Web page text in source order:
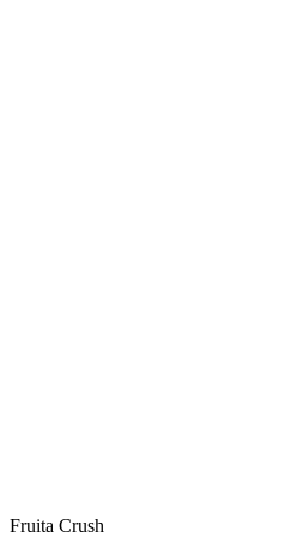
Fruita Crush